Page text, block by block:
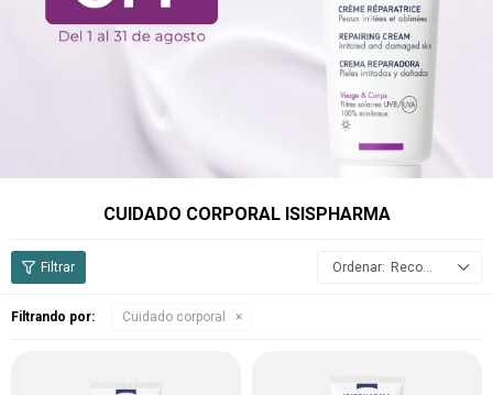
CUIDADO CORPORAL ISISPHARMA
Recomendados
Filtrando por: Cuidado corporal